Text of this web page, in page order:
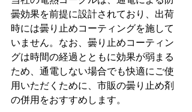
曇効果を前提に設計されており、出荷
時には曇り止めコーティングを施して
いません。なお、曇り止めコーティン
グは時間の経過とともに効果が弱まる
ため、通電しない場合でも快適にご使
用いただくために、市販の曇り止め剤
の併用をおすすめします。